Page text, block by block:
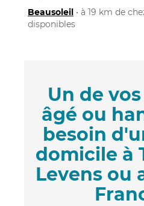
Beausoleil • à 19 km de
disponibles
Un de
âgé ou
besoin
domicile à
Levens ou